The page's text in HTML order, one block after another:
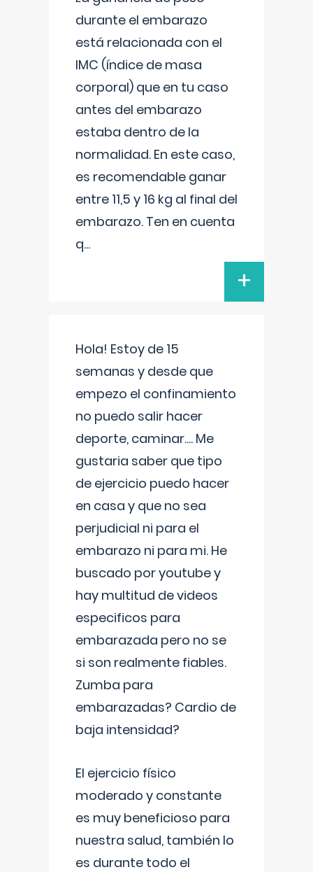
durante el embarazo
está relacionada con el
IMC (índice de masa
corporal) que en tu caso
antes del embarazo
estaba dentro de la
normalidad. En este caso,
es recomendable ganar
entre 11,5 y 16 kg al final del
embarazo. Ten en cuenta
q...
+
Hola! Estoy de 15
semanas y desde que
empezo el confinamiento
no puedo salir hacer
deporte, caminar.... Me
gustaria saber que tipo
de ejercicio puedo hacer
en casa y que no sea
perjudicial ni para el
embarazo ni para mi. He
buscado por youtube y
hay multitud de videos
especificos para
embarazada pero no se
si son realmente fiables.
Zumba para
embarazadas? Cardio de
baja intensidad?
El ejercicio físico
moderado y constante
es muy beneficioso para
nuestra salud, también lo
es durante todo el